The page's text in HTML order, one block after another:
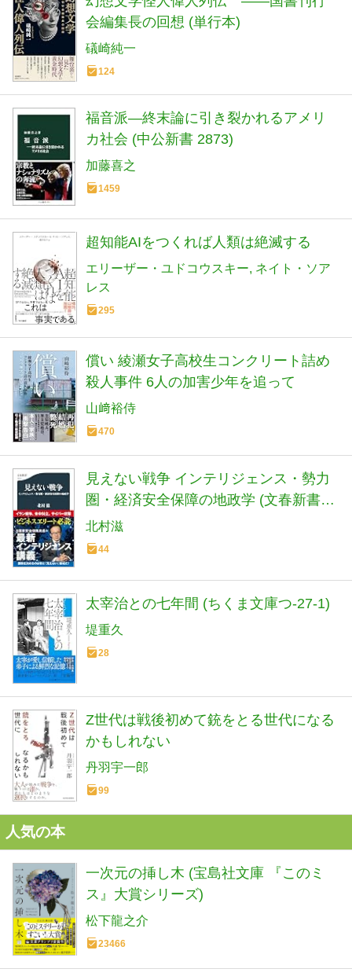
会編集長の回想 (単行本)
礒崎純一
124
福音派―終末論に引き裂かれるアメリ
カ社会 (中公新書 2873)
加藤喜之
1459
超知能AIをつくれば人類は絶滅する
エリーザー・ユドコウスキー ネイト・ソア
レス
295
償い 綾瀬女子高校生コンクリート詰め
殺人事件 6人の加害少年を追って
山﨑裕侍
470
見えない戦争 インテリジェンス・勢力
圏・経済安全保障の地政学 (文春新書
1533)
北村滋
44
太宰治との七年間 (ちくま文庫つ-27-1)
堤重久
28
Z世代は戦後初めて銃をとる世代になる
かもしれない
丹羽宇一郎
99
人気の本
一次元の挿し木 (宝島社文庫 『このミ
ス』大賞シリーズ)
松下龍之介
23466